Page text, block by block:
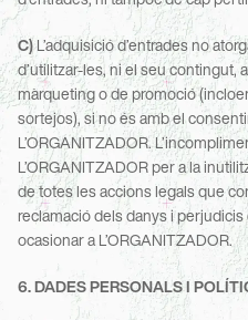
C) L’adquisició d’entrades no
d’utilitzar-les, ni el seu contingut,
màrqueting o de promoció
sortejos), si no és amb el
L’ORGANITZADOR.
L’ORGANITZADOR per a la
de totes les accions legals que
reclamació dels danys i
ocasionar a L’ORGANITZADOR.
6. DADES PERSONALS I